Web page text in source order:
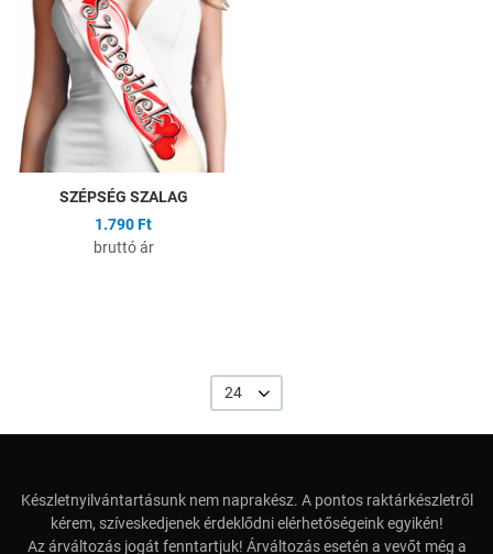
SZÉPSÉG SZALAG
1.790 Ft
bruttó ár
24
Készletnyilvántartásunk nem naprakész. A pontos raktárkészletről
kérem, szíveskedjenek érdeklődni elérhetőségeink egyikén!
Az árváltozás jogát fenntartjuk! Árváltozás esetén a vevőt még a